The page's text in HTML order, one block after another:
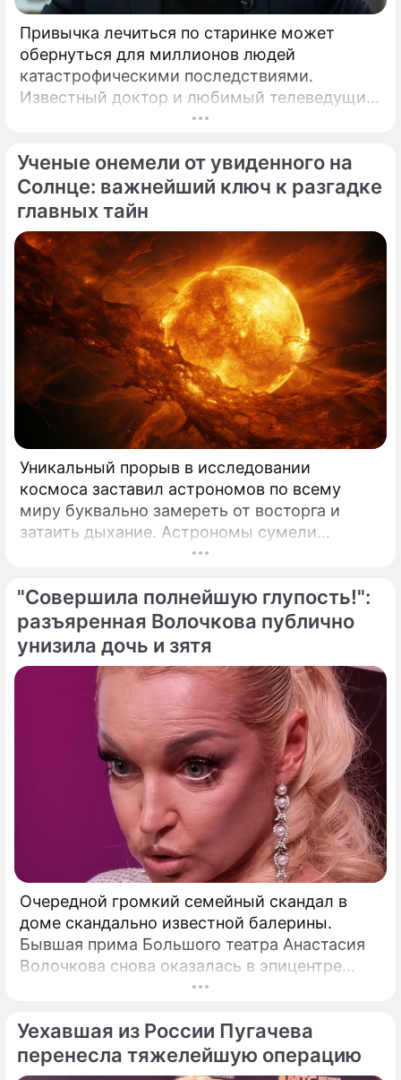
Привычка лечиться по старинке может
обернуться для миллионов людей
катастрофическими последствиями.
Известный доктор и любимый телеведущий
миллионов Александр Мясников обратил
мировой медицине, который буквально
перечеркнул все наши прошлые
представления о здоровье.
Ученые онемели от увиденного на
Солнце: важнейший ключ к разгадке
главных тайн
Уникальный прорыв в исследовании
космоса заставил астрономов по всему
миру буквально замереть от восторга и
затаить дыхание. Астрономы сумели
совершить невозможное и заглянуть в
доселе четкостью.
"Совершила полнейшую глупость!":
разъяренная Волочкова публично
унизила дочь и зятя
Очередной громкий семейный скандал в
доме скандально известной балерины.
Бывшая прима Большого театра Анастасия
Волочкова снова оказалась в эпицентре
громкого разбора полетов, который на этот
Уехавшая из России Пугачева
перенесла тяжелейшую операцию